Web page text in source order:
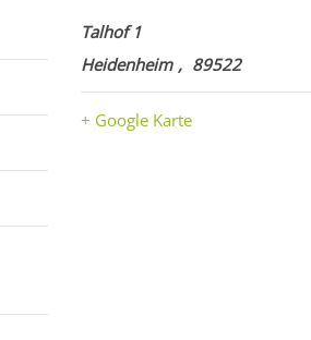
Talhof 1
Heidenheim , 89522
+ Google Karte